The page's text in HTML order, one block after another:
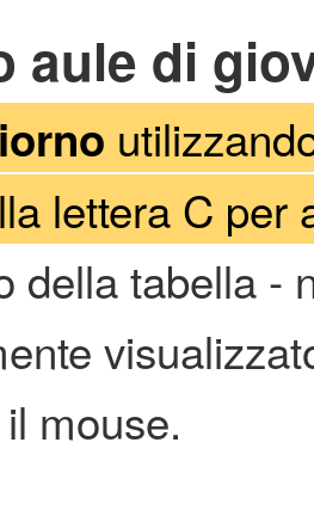
aule di
lettera C per
della tabella -
mouse.